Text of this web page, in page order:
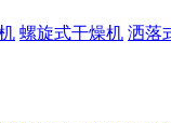
螺旋式干燥机 洒落